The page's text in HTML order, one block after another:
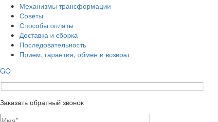
Механизмы трансформации
Советы
Способы оплаты
Доставка и сборка
Последовательность
Прием, гарантия, обмен и возврат
GO
Заказать обратный звонок